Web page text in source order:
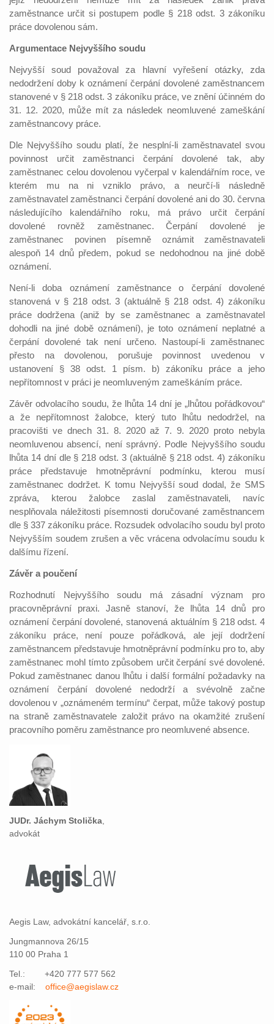
zaměstnance určit si postupem podle § 218 odst. 3 zákoníku
práce dovolenou sám.
Argumentace Nejvyššího soudu
Nejvyšší soud považoval za hlavní vyřešení otázky, zda
nedodržení doby k oznámení čerpání dovolené zaměstnancem
stanovené v § 218 odst. 3 zákoníku práce, ve znění účinném do
31. 12. 2020, může mít za následek neomluvené zameškání
zaměstnancovy práce.
Dle Nejvyššího soudu platí, že nesplní-li zaměstnavatel svou
povinnost určit zaměstnanci čerpání dovolené tak, aby
zaměstnanec celou dovolenou vyčerpal v kalendářním roce, ve
kterém mu na ni vzniklo právo, a neurčí-li následně
zaměstnavatel zaměstnanci čerpání dovolené ani do 30. června
následujícího kalendářního roku, má právo určit čerpání
dovolené rovněž zaměstnanec. Čerpání dovolené je
zaměstnanec povinen písemně oznámit zaměstnavateli
alespoň 14 dnů předem, pokud se nedohodnou na jiné době
oznámení.
Není-li doba oznámení zaměstnance o čerpání dovolené
stanovená v § 218 odst. 3 (aktuálně § 218 odst. 4) zákoníku
práce dodržena (aniž by se zaměstnanec a zaměstnavatel
dohodli na jiné době oznámení), je toto oznámení neplatné a
čerpání dovolené tak není určeno. Nastoupí-li zaměstnanec
přesto na dovolenou, porušuje povinnost uvedenou v
ustanovení § 38 odst. 1 písm. b) zákoníku práce a jeho
nepřítomnost v práci je neomluveným zameškáním práce.
Závěr odvolacího soudu, že lhůta 14 dní je „lhůtou pořádkovou“
a že nepřítomnost žalobce, který tuto lhůtu nedodržel, na
pracovišti ve dnech 31. 8. 2020 až 7. 9. 2020 proto nebyla
neomluvenou absencí, není správný. Podle Nejvyššího soudu
lhůta 14 dní dle § 218 odst. 3 (aktuálně § 218 odst. 4) zákoníku
práce představuje hmotněprávní podmínku, kterou musí
zaměstnanec dodržet. K tomu Nejvyšší soud dodal, že SMS
zpráva, kterou žalobce zaslal zaměstnavateli, navíc
nesplňovala náležitosti písemnosti doručované zaměstnancem
dle § 337 zákoníku práce. Rozsudek odvolacího soudu byl proto
Nejvyšším soudem zrušen a věc vrácena odvolacímu soudu k
dalšímu řízení.
Závěr a poučení
Rozhodnutí Nejvyššího soudu má zásadní význam pro
pracovněprávní praxi. Jasně stanoví, že lhůta 14 dnů pro
oznámení čerpání dovolené, stanovená aktuálním § 218 odst. 4
zákoníku práce, není pouze pořádková, ale její dodržení
zaměstnancem představuje hmotněprávní podmínku pro to, aby
zaměstnanec mohl tímto způsobem určit čerpání své dovolené.
Pokud zaměstnanec danou lhůtu i další formální požadavky na
oznámení čerpání dovolené nedodrží a svévolně začne
dovolenou v „oznámeném termínu“ čerpat, může takový postup
na straně zaměstnavatele založit právo na okamžité zrušení
pracovního poměru zaměstnance pro neomluvené absence.
JUDr. Jáchym Stolička
advokát
Aegis Law, advokátní kancelář, s.r.o.
Jungmannova 26/15
110 00 Praha 1
Tel.: +420 777 577 562
e-mail: office@aegislaw.cz